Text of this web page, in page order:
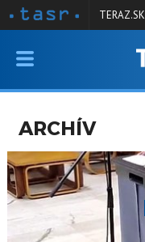
VYSIELANIE
SPRAVODAJSTVO
KONTAKT
ARCHÍV
TERAZ.SK
ARCHÍV